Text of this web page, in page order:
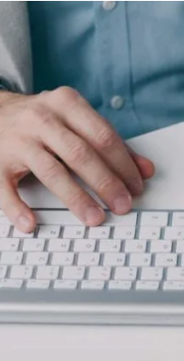
加入追蹤